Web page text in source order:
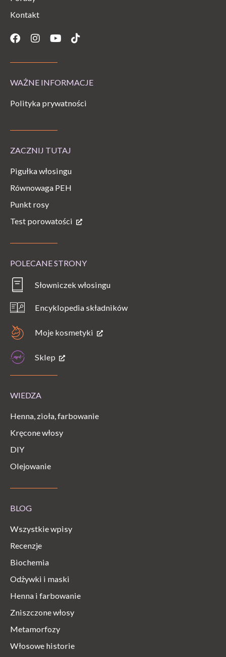
Kontakt
Facebook
Instagram
YoutubeTiktok
WAŻNE INFORMACJE
Polityka prywatności
ZACZNIJ TUTAJ
Pigułka włosingu
Równowaga PEH
Punkt rosy
Test porowatości
POLECANE STRONY
Słowniczek włosingu
Encyklopedia składników
Moje kosmetyki
Sklep
WIEDZA
Henna, zioła, farbowanie
Kręcone włosy
DIY
Olejowanie
BLOG
Wszystkie wpisy
Recenzje
Biochemia
Odżywki i maski
Henna i farbowanie
Zniszczone włosy
Metamorfozy
Włosowe historie